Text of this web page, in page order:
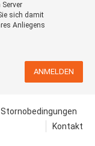
sich damit
Anliegens
ANMELDEN
Stornobedingungen
Kontakt